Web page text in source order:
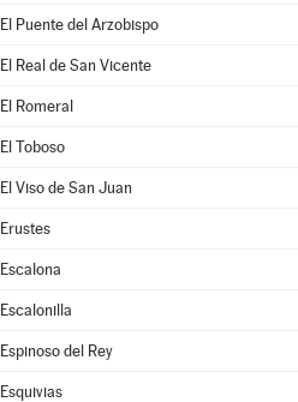
El Puente del Arzobispo
El Real de San Vicente
El Romeral
El Toboso
El Viso de San Juan
Erustes
Escalona
Escalonilla
Espinoso del Rey
Esquivias